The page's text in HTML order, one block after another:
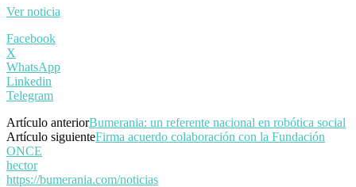
Ver noticia
Facebook
X
WhatsApp
Linkedin
Telegram
Artículo anteriorBumerania: un referente nacional en robótica social
Artículo siguienteFirma acuerdo colaboración con la Fundación
ONCE
hector
https://bumerania.com/noticias